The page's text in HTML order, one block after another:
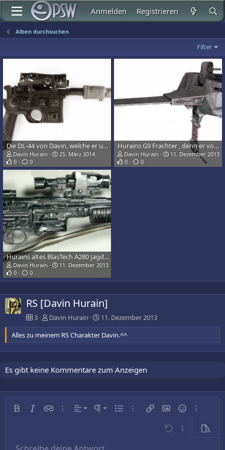
Anmelden Registrieren
Alben durchsuchen
Filter
Die DL-44 von Davin, welche er unter seinem Mantel in einem Schulterholster trägt
Davin Hurain
25. März 2014
0
0
Hurains G9 Frachter , denn er vor seiner Abreise von seiner Familie als Schrotthaufen gekauft und mit der Zeit etwas in stand gebracht hat.
Davin Hurain
11. Dezember 2013
0
0
Hurains altes BlasTech A280 Jagdgewehr, welches er zum Kampfgewehr umbaute.
Davin Hurain
11. Dezember 2013
0
0
RS [Davin Hurain]
3 Davin Hurain
11. Dezember 2013
Alles zu meinem RS Charakter Davin.^^
Es gibt keine Kommentare zum Anzeigen
Fett KursivInline-Spoiler
Weitere…Ausrichtung
Linksbündig
Absatzformatierung
Normal Ungeordnete Liste
Weitere…Link einfügen
Bild einfügen
SmileysWeitere…
Rückgängig
Weitere…